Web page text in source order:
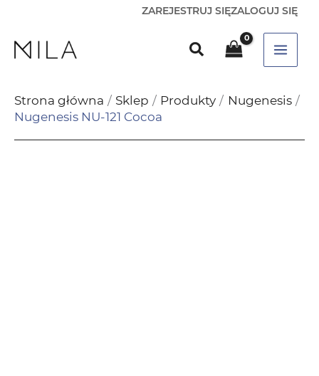
ZAREJESTRUJ SIĘZALOGUJ SIĘ
Strona główna Sklep Produkty
Nugenesis
Nugenesis NU-121 Cocoa